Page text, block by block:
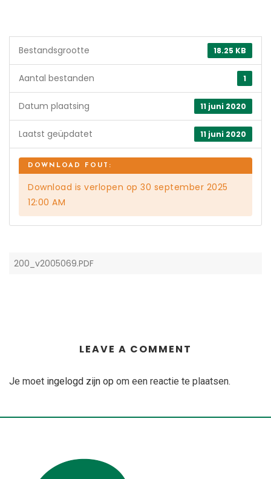
18.25 KB
Bestandsgrootte
1
Aantal bestanden
11 juni 2020
Datum plaatsing
11 juni 2020
Laatst geüpdatet
Download is verlopen op 30 september 2025
12:00 AM
200_v2005069.PDF
LEAVE A COMMENT
Je moet ingelogd zijn op om een reactie te plaatsen.